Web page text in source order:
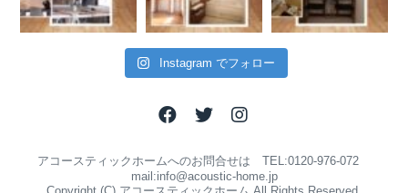
Instagram でフォロー
アコースティックホームへのお問合せは TEL:0120-976-072
mail:info@acoustic-home.jp